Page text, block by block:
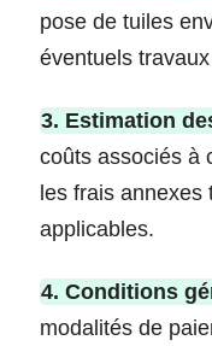
pose de tuiles
éventuels
3. Estimation
coûts associés à
les frais annexes
applicables.
4. Conditions
modalités de